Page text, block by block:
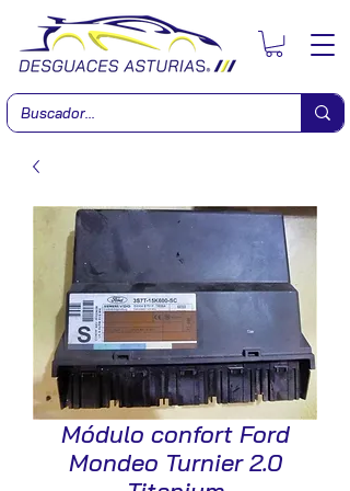
Módulo confort Ford
Mondeo Turnier 2.0